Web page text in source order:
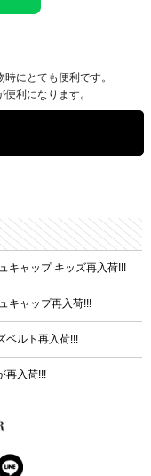
にとても便利です。
利になります。
キャップ キッズ再入荷!!!
キャップ再入荷!!!
ベルト再入荷!!!
再入荷!!!